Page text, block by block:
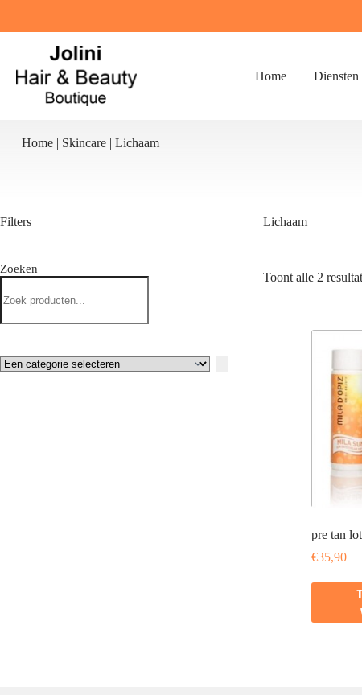
de
Home Diensten
Home | Skincare | Lichaam
Lichaam
Toont alle 2
pre tan
€35,90
Filters
Zoeken
Een
categorie